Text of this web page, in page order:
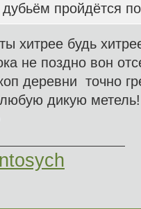
дубьём пройдётся
хитрее будь
не поздно вон
деревни точно
дикую метель!